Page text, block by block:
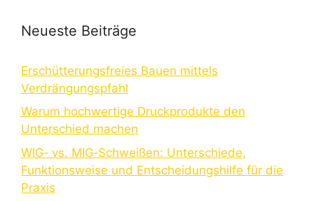
Neueste Beiträge
Erschütterungsfreies Bauen mittels
Verdrängungspfahl
Warum hochwertige Druckprodukte den
Unterschied machen
WIG‑ vs. MIG‑Schweißen: Unterschiede,
Funktionsweise und Entscheidungshilfe für die
Praxis